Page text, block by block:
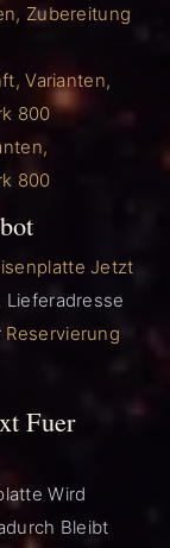
Zubereitung
Varianten,
800
800
Jetzt
Lieferadresse
Reservierung
Fuer
Wird
Bleibt